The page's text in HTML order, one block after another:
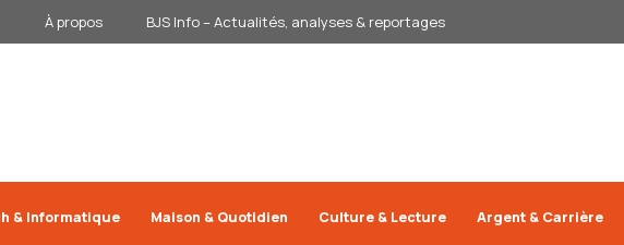
À propos BJS Info – Actualités, analyses & reportages
& Informatique Maison & Quotidien Culture & Lecture Argent & Carrière